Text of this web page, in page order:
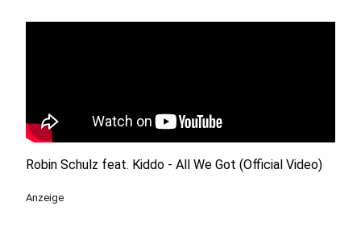
Robin Schulz feat. Kiddo - All We Got (Official Video)
Anzeige